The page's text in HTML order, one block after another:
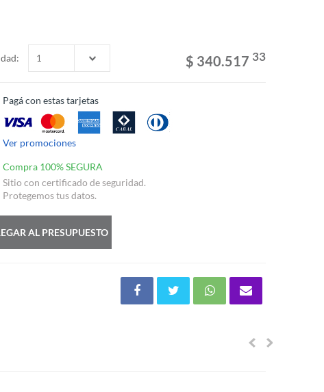
$ 340.517 33
Pagá con estas tarjetas
Ver promociones
Compra 100% SEGURA
Sitio con certificado de seguridad.
Protegemos tus datos.
AL PRESUPUESTO